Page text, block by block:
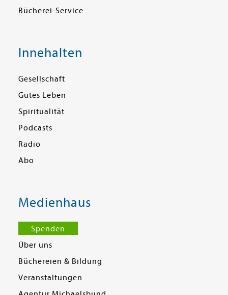
Bücherei-Service
Innehalten
Gesellschaft
Gutes Leben
Spiritualität
Podcasts
Radio
Abo
Medienhaus
Spenden
Über uns
Büchereien & Bildung
Veranstaltungen